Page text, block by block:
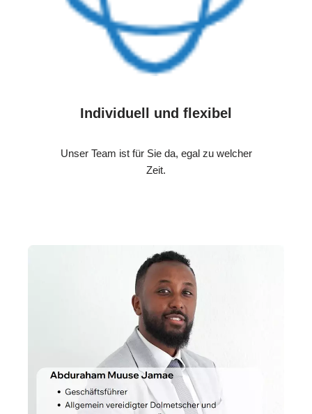
Individuell und flexibel
Unser Team ist für Sie da, egal zu welcher
Zeit.